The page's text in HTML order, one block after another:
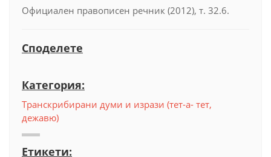
Официален правописен речник (2012), т. 32.6.
Споделете
Категория:
Транскрибирани думи и изрази (тет-а- тет,
дежавю)
Етикети: